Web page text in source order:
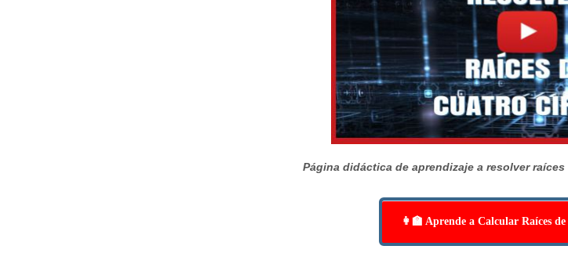
Página didáctica de aprendizaje a resolver
👩‍🏫 Aprende a Calcular Raíces